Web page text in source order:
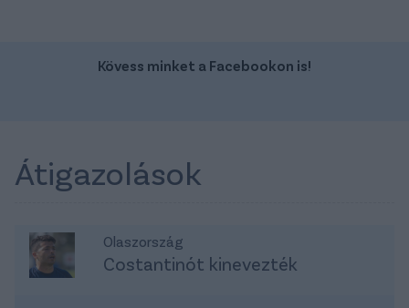
Kövess minket a Facebookon is!
Átigazolások
Olaszország
Costantinót kinevezték